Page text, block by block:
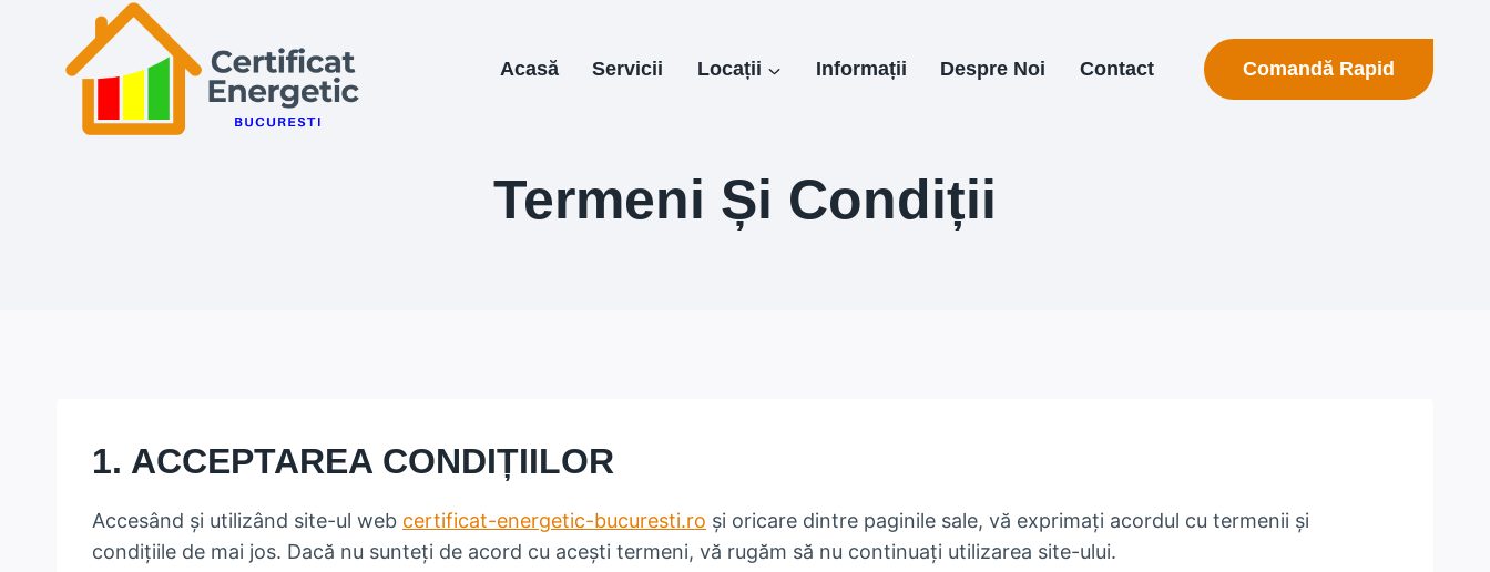
content
Acasă Servicii Locații Informații Despre Noi Contact Comandă Rapid
Termeni Și Condiții
1. ACCEPTAREA CONDIȚIILOR
Accesând și utilizând site-ul web certificat-energetic-bucuresti.ro și oricare dintre paginile sale, vă exprimați acordul cu termenii și
condițiile de mai jos. Dacă nu sunteți de acord cu acești termeni, vă rugăm să nu continuați utilizarea site-ului.